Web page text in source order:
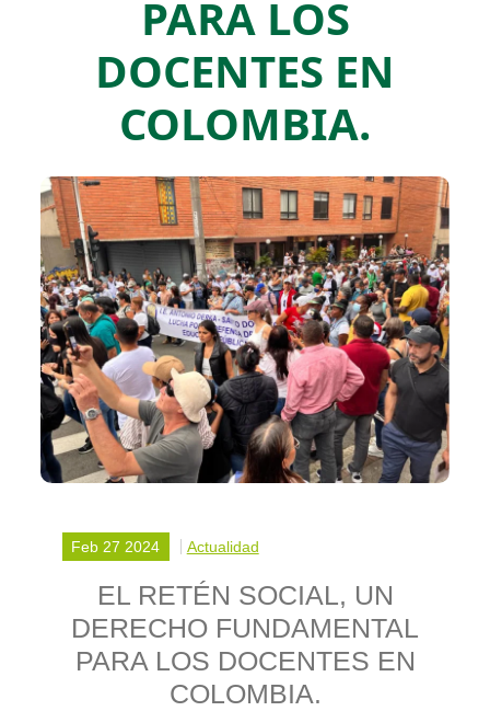
PARA LOS
DOCENTES EN
COLOMBIA.​
Feb 27 2024 Actualidad
EL RETÉN SOCIAL, UN
DERECHO FUNDAMENTAL
PARA LOS DOCENTES EN
COLOMBIA.